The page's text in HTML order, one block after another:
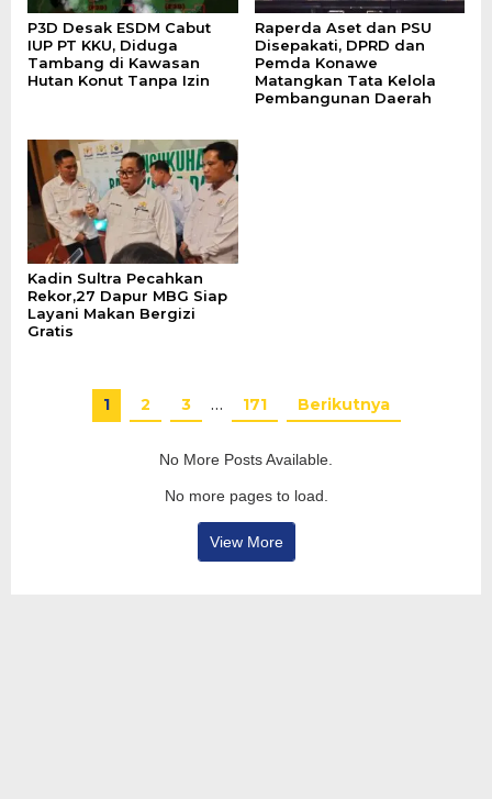
P3D Desak ESDM Cabut
IUP PT KKU, Diduga
Tambang di Kawasan
Hutan Konut Tanpa Izin
Raperda Aset dan PSU
Disepakati, DPRD dan
Pemda Konawe
Matangkan Tata Kelola
Pembangunan Daerah
Kadin Sultra Pecahkan
Rekor,27 Dapur MBG Siap
Layani Makan Bergizi
Gratis
1 2 3 … 171 Berikutnya
No More Posts Available.
No more pages to load.
View More